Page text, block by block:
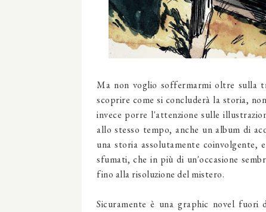
Ma non voglio soffermarmi oltre sulla
scoprire come si concluderà la storia,
invece porre l'attenzione sulle
allo stesso tempo, anche un album di
una storia assolutamente coinvolgente,
sfumati, che in più di un'occasione
fino alla risoluzione del mistero.
Sicuramente è una graphic novel fuori